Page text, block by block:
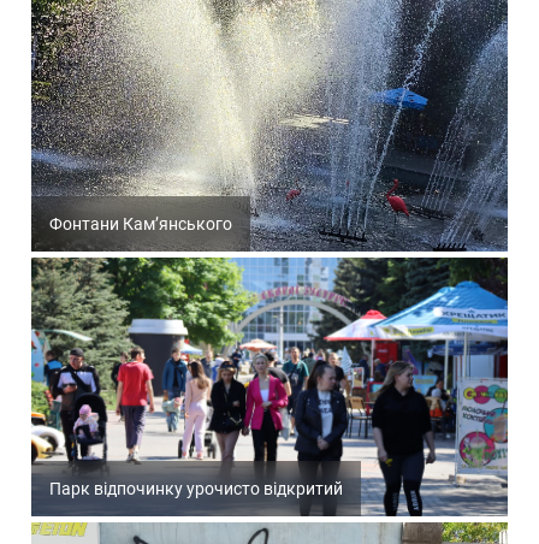
Фонтани Кам’янського
Парк відпочинку урочисто відкритий